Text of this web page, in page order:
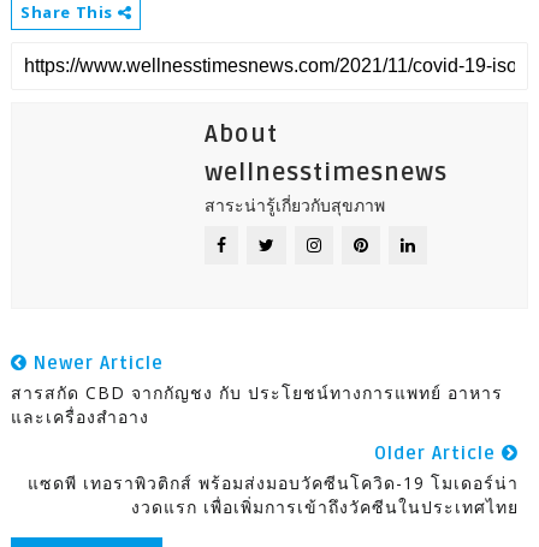
Share This
About
wellnesstimesnews
สาระน่ารู้เกี่ยวกับสุขภาพ
Newer Article
สารสกัด CBD จากกัญชง กับ ประโยชน์ทางการแพทย์ อาหาร
และเครื่องสำอาง
Older Article
แซดพี เทอราพิวติกส์ พร้อมส่งมอบวัคซีนโควิด-19 โมเดอร์น่า
งวดแรก เพื่อเพิ่มการเข้าถึงวัคซีนในประเทศไทย